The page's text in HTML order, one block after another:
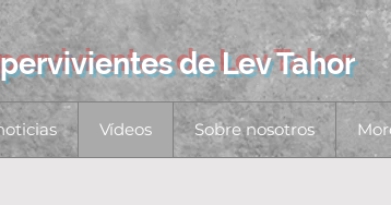
de Lev Tahor
Vídeos Sobre nosotros